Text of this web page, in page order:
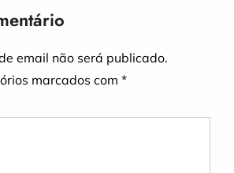
email não será publicado.
marcados com *